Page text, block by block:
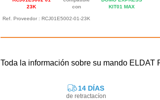
23K
con
KIT01 MAX
Ref. Proveedor : RCJ01E5002-01-23K
Toda la información sobre su mando ELDAT
14 DÍAS
de retractacíon